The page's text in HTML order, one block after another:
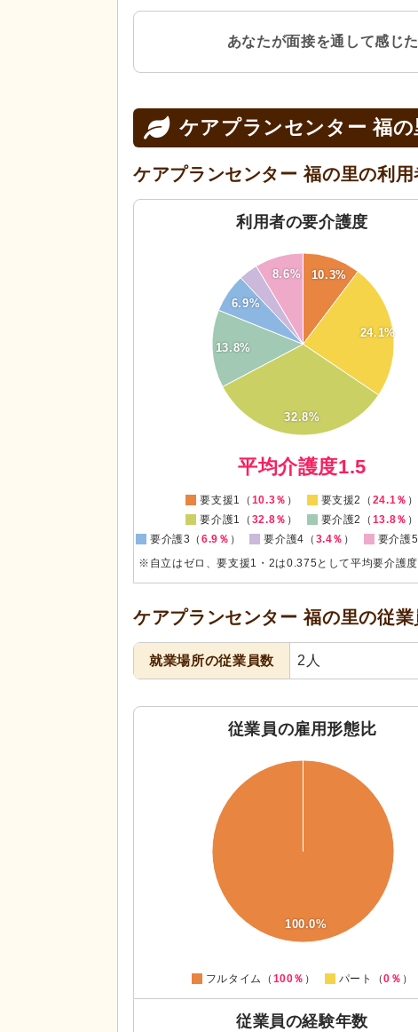
あなたが面接を通して感じ
ケアプランセンター 福の
ケアプランセンター 福の里の利用
利用者の要介護度
10.3%
24.1%
32.8%
13.8%
6.9%
8.6%
0
平均介護度1.5
要支援1（ 10.3％ ） 要支援2（ 24.1％ ）
要介護1（ 32.8％ ） 要介護2（ 13.8％ ）
要介護3（6.9％ ） 要介護4（ 3.4％ ） 要介護
※自立はゼロ、要支援1・2は0.375として平均要介護度
ケアプランセンター 福の里の従業
就業場所の従業員数 2人
従業員の雇用形態比
100.0%
フルタイム（ 100％ ） パート（0％ ）
従業員の経験年数